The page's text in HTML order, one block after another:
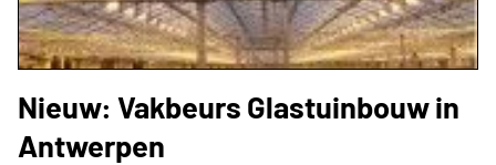
Nieuw: Vakbeurs Glastuinbouw in
Antwerpen